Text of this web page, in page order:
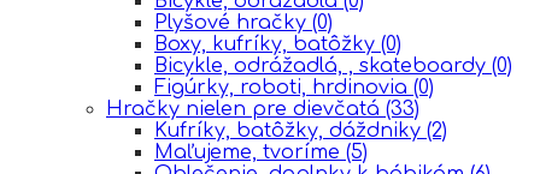
Plyšové hračky (0)
Boxy, kufríky, batôžky (0)
Bicykle, odrážadlá, , skateboardy (0)
Figúrky, roboti, hrdinovia (0)
Hračky nielen pre dievčatá (33)
Kufríky, batôžky, dáždniky (2)
Maľujeme, tvoríme (5)